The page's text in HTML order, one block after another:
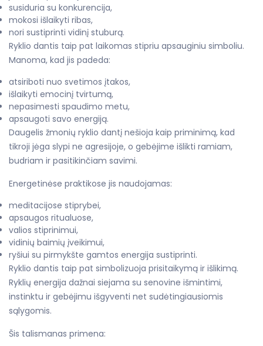
susiduria su konkurencija,
mokosi išlaikyti ribas,
nori sustiprinti vidinį stuburą.
Ryklio dantis taip pat laikomas stipriu apsauginiu simboliu.
Manoma, kad jis padeda:
atsiriboti nuo svetimos įtakos,
išlaikyti emocinį tvirtumą,
nepasimesti spaudimo metu,
apsaugoti savo energiją.
Daugelis žmonių ryklio dantį nešioja kaip priminimą, kad
tikroji jėga slypi ne agresijoje, o gebėjime išlikti ramiam,
budriam ir pasitikinčiam savimi.
Energetinėse praktikose jis naudojamas:
meditacijose stiprybei,
apsaugos ritualuose,
valios stiprinimui,
vidinių baimių įveikimui,
ryšiui su pirmykšte gamtos energija sustiprinti.
Ryklio dantis taip pat simbolizuoja prisitaikymą ir išlikimą.
Ryklių energija dažnai siejama su senovine išmintimi,
instinktu ir gebėjimu išgyventi net sudėtingiausiomis
sąlygomis.
Šis talismanas primena: